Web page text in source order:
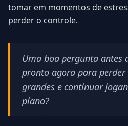
tomar em momentos de
perder o controle.
Uma boa pergunta antes
pronto agora para
grandes e continuar
plano?